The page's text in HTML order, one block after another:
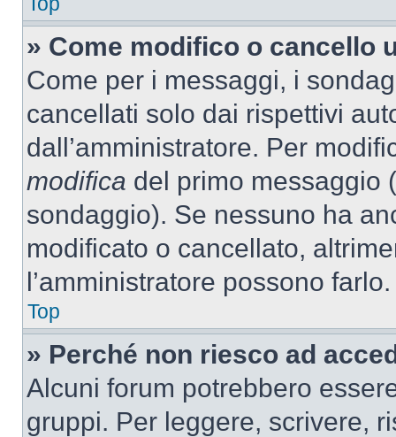
» Come modifico o cancello
Come per i messaggi, i
cancellati solo dai rispettivi
dall’amministratore. Per
modifica del primo messaggio
sondaggio). Se nessuno ha
modificato o cancellato,
l’amministratore possono farlo.
Top
» Perché non riesco ad
Alcuni forum potrebbero
gruppi. Per leggere, scrivere,